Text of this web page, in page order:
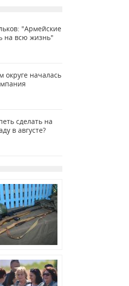
"Армейские
на всю жизнь"
округе началась
сделать на
в августе?